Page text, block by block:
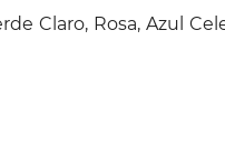
Claro, Rosa, Azul